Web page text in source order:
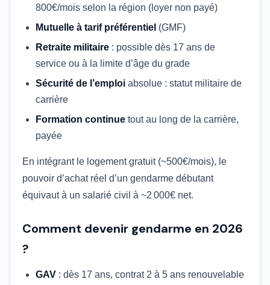
800€/mois selon la région (loyer non payé)
Mutuelle à tarif préférentiel (GMF)
Retraite militaire : possible dès 17 ans de
service ou à la limite d’âge du grade
Sécurité de l’emploi absolue : statut militaire de
carrière
Formation continue tout au long de la carrière,
payée
En intégrant le logement gratuit (~500€/mois), le
pouvoir d’achat réel d’un gendarme débutant
équivaut à un salarié civil à ~2 000€ net.
Comment devenir gendarme en 2026
?
GAV : dès 17 ans, contrat 2 à 5 ans renouvelable